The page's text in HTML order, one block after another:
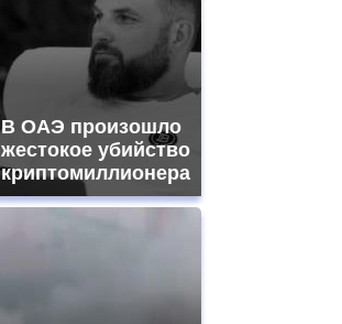
В ОАЭ произошло
жестокое убийство
криптомиллионера